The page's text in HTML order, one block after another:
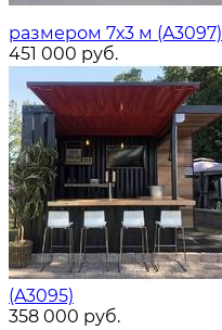
размером 7х3 м (A3097)
451 000 руб.
(A3095)
358 000 руб.